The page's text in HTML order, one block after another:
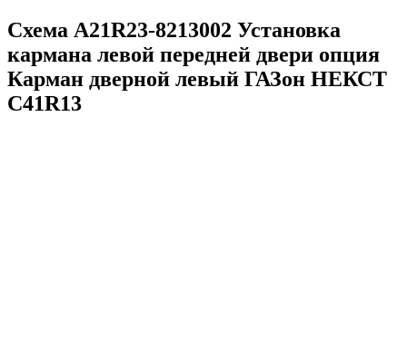
Схема A21R23-8213002 Установка
кармана левой передней двери опция
Карман дверной левый ГАЗон НЕКСТ
C41R13